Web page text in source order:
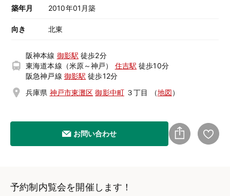
築年月 2010年01月築
向き 北東
阪神本線 御影駅 徒歩2分
東海道本線（米原～神戸） 住吉駅 徒歩10分
阪急神戸線 御影駅 徒歩12分
兵庫県 神戸市東灘区 御影中町 ３丁目 （地図）
お問い合わせ
予約制内覧会を開催します！